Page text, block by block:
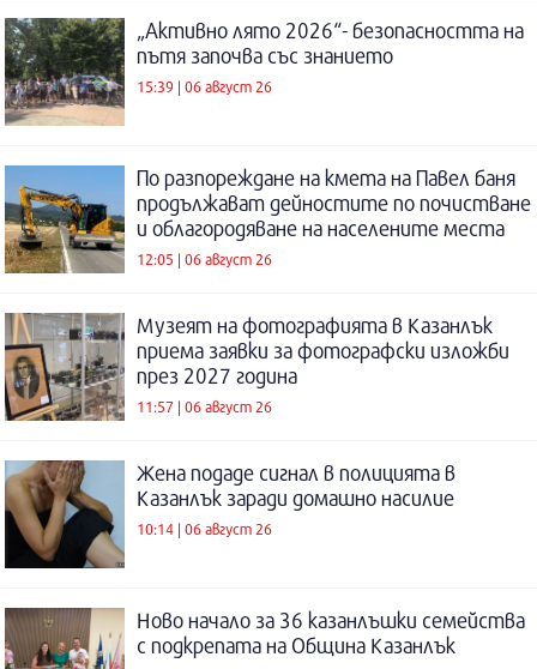
„Активно лято 2026“- безопасността на
пътя започва със знанието
15:39 | 06 август 26
По разпореждане на кмета на Павел баня
продължават дейностите по почистване
и облагородяване на населените места
12:05 | 06 август 26
Музеят на фотографията в Казанлък
приема заявки за фотографски изложби
през 2027 година
11:57 | 06 август 26
Жена подаде сигнал в полицията в
Казанлък заради домашно насилие
10:14 | 06 август 26
Ново начало за 36 казанлъшки семейства
с подкрепата на Община Казанлък